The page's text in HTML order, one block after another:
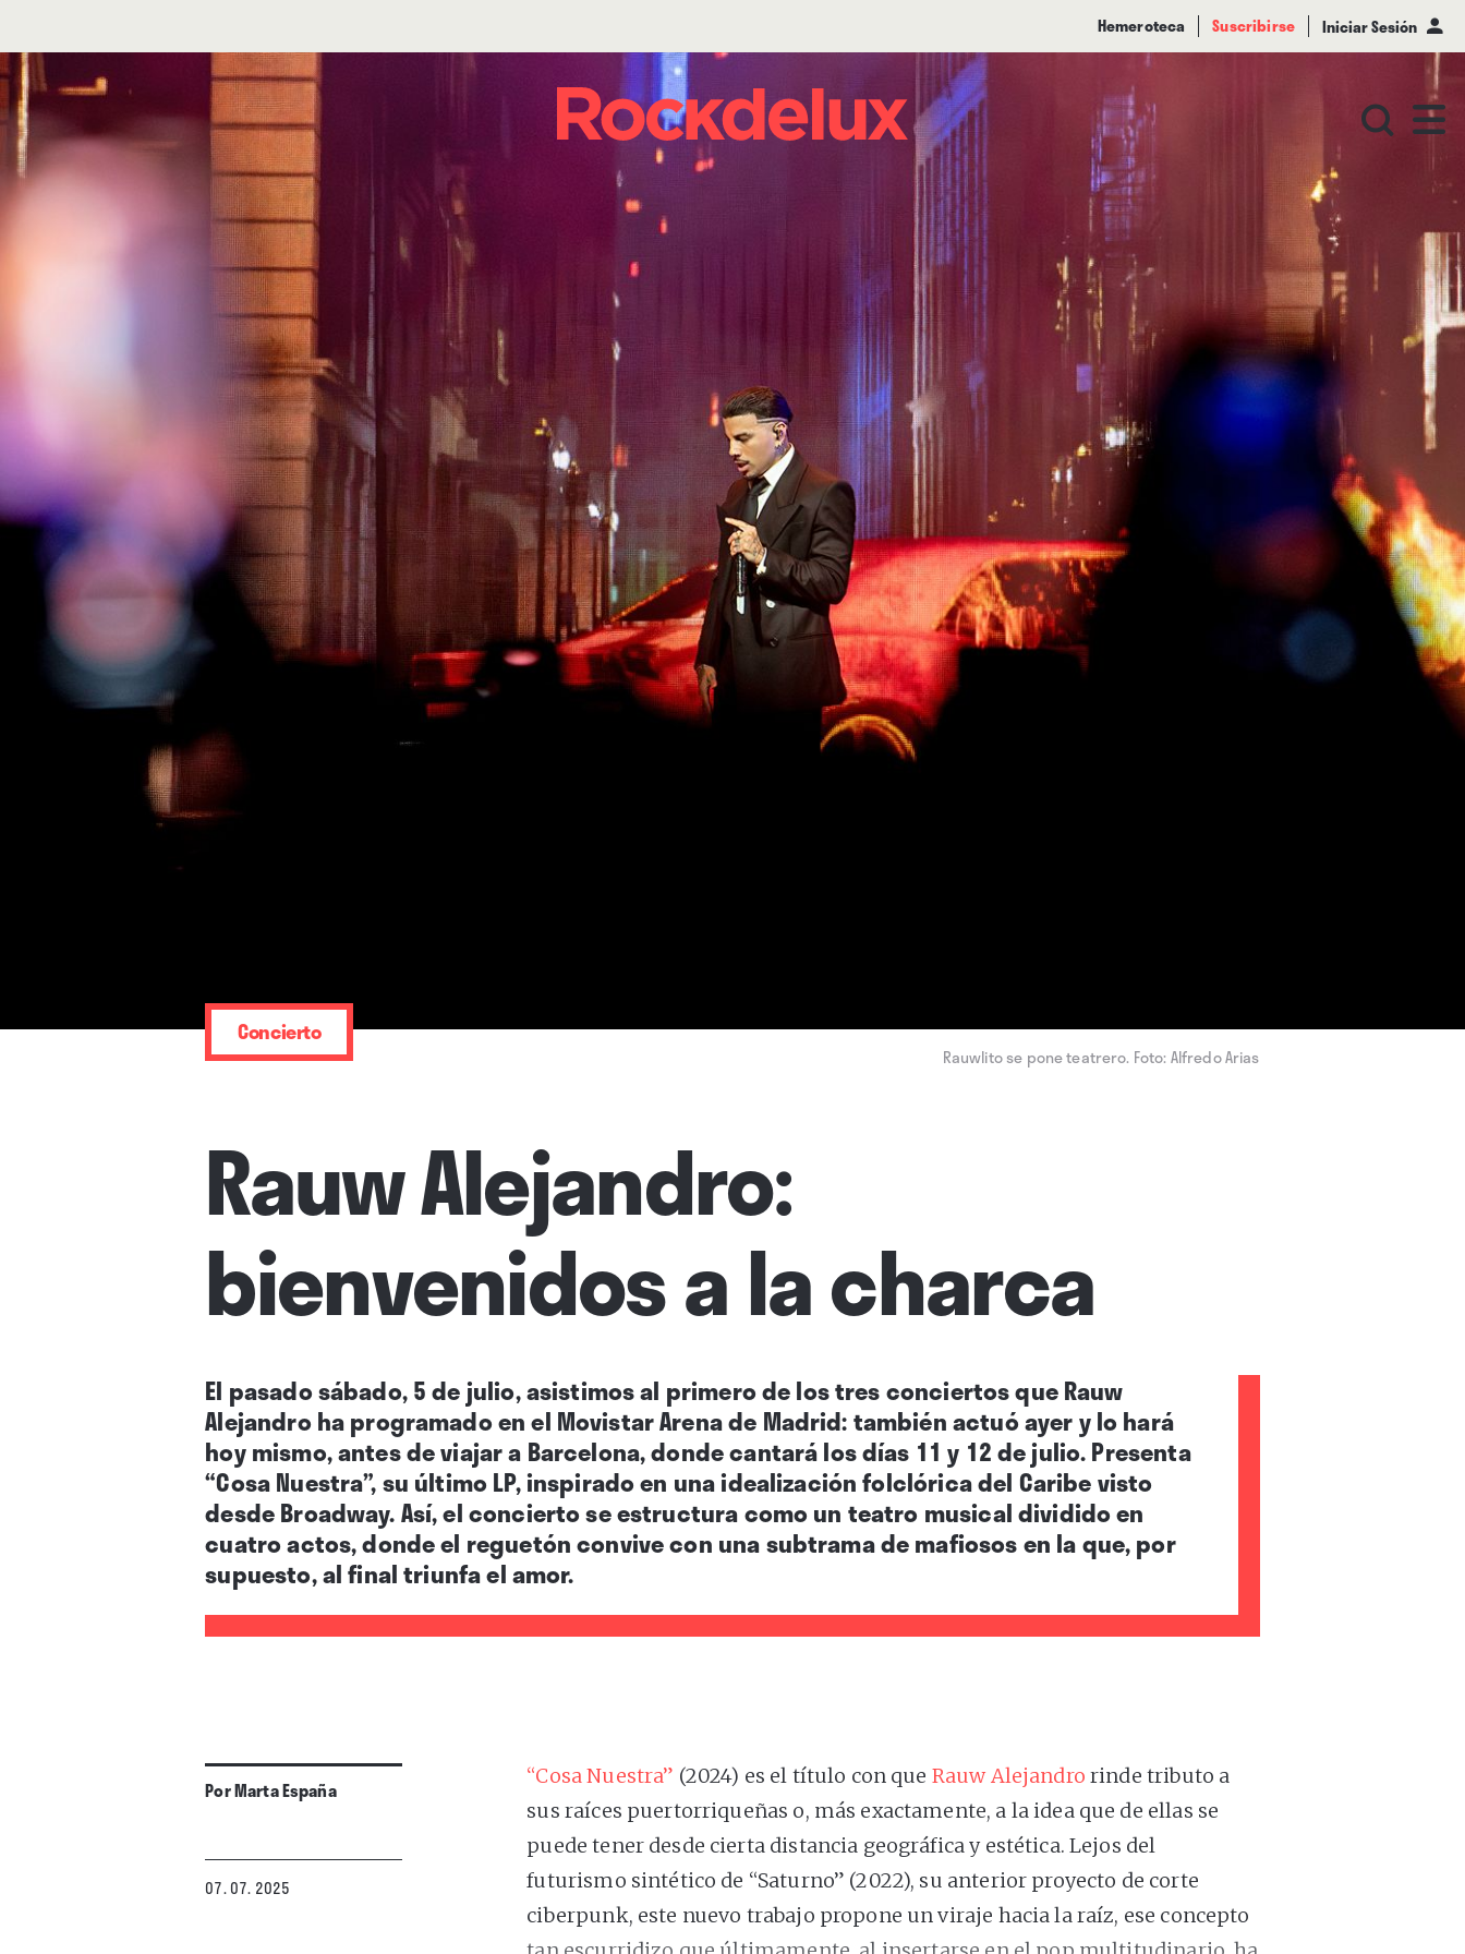
Hemeroteca Suscribirse Iniciar Sesión
Rauwlito se pone teatrero. Foto: Alfredo Arias
Concierto
Rauw Alejandro:
bienvenidos a la charca
El pasado sábado, 5 de julio, asistimos al primero de los tres conciertos que Rauw
Alejandro ha programado en el Movistar Arena de Madrid: también actuó ayer y lo hará
hoy mismo, antes de viajar a Barcelona, donde cantará los días 11 y 12 de julio. Presenta
“Cosa Nuestra”, su último LP, inspirado en una idealización folclórica del Caribe visto
desde Broadway. Así, el concierto se estructura como un teatro musical dividido en
cuatro actos, donde el reguetón convive con una subtrama de mafiosos en la que, por
supuesto, al final triunfa el amor.
PorMarta España
07. 07. 2025
“Cosa Nuestra” (2024) es el título con que Rauw Alejandro rinde tributo a
sus raíces puertorriqueñas o, más exactamente, a la idea que de ellas se
puede tener desde cierta distancia geográfica y estética. Lejos del
futurismo sintético de “Saturno” (2022), su anterior proyecto de corte
ciberpunk, este nuevo trabajo propone un viraje hacia la raíz, ese concepto